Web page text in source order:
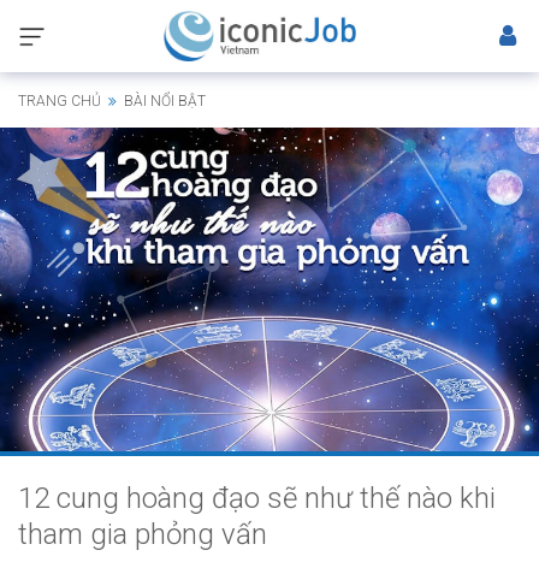
TRANG CHỦ BÀI NỔI BẬT
12 cung hoàng đạo sẽ như thế nào khi
tham gia phỏng vấn